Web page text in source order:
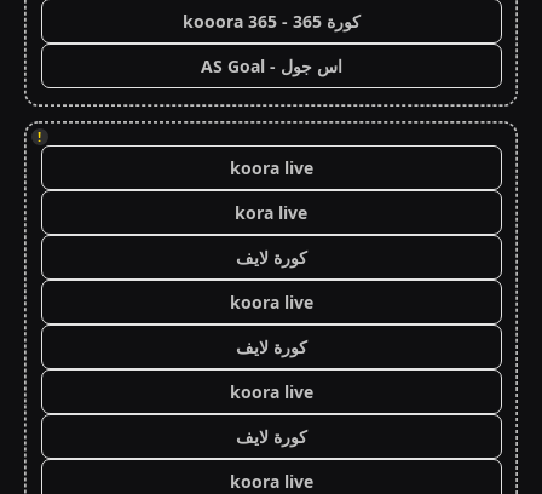
كورة 365 - kooora 365
اس جول - AS Goal
!
koora live
kora live
كورة لايف
koora live
كورة لايف
koora live
كورة لايف
koora live